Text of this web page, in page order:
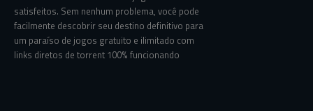
satisfeitos. Sem nenhum problema, você pode
facilmente descobrir seu destino definitivo para
um paraíso de jogos gratuito e ilimitado com
links diretos de torrent 100% funcionando